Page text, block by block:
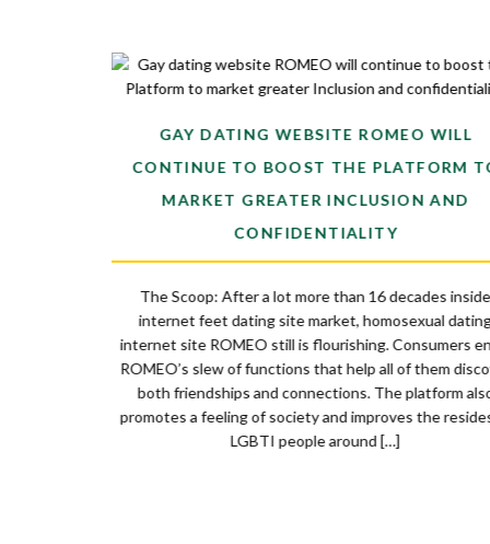
GAY DATING WEBSITE ROMEO WILL
CONTINUE TO BOOST THE PLATFORM
MARKET GREATER INCLUSION AND
CONFIDENTIALITY
The Scoop: After a lot more than 16 decades
internet feet dating site market, homosexual
internet site ROMEO still is flourishing. Consumers
ROMEO’s slew of functions that help all of them
both friendships and connections. The platform
promotes a feeling of society and improves the
LGBTI people around […]